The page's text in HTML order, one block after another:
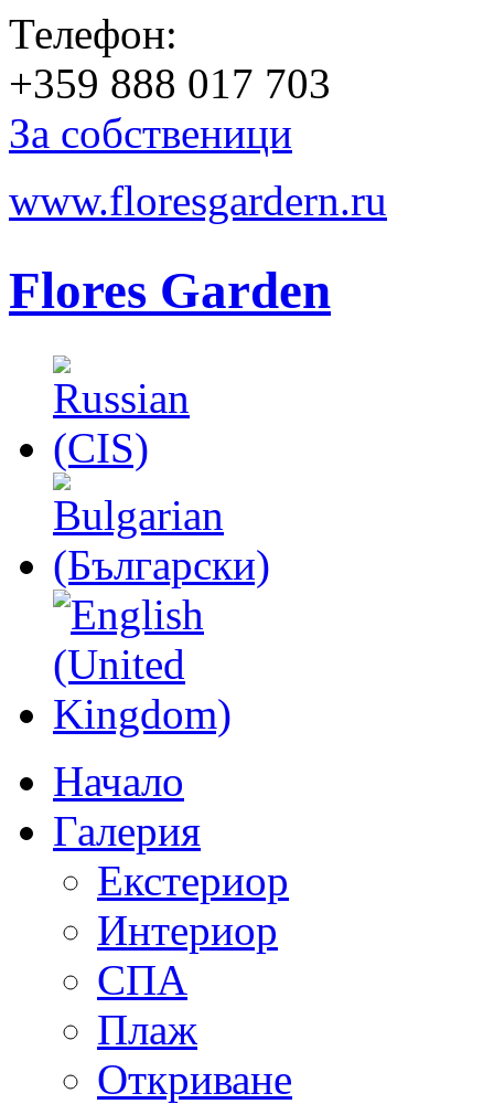
Телефон:
+359 888 017 703
За собственици
www.floresgardern.ru
Flores Garden
Начало
Галерия
Екстериор
Интериор
СПА
Плаж
Откриване